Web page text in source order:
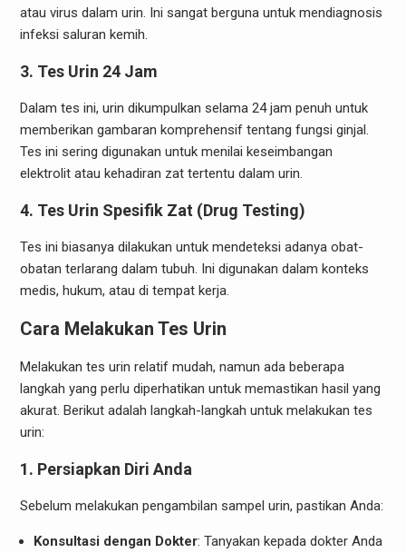
atau virus dalam urin. Ini sangat berguna untuk mendiagnosis
infeksi saluran kemih.
3. Tes Urin 24 Jam
Dalam tes ini, urin dikumpulkan selama 24 jam penuh untuk
memberikan gambaran komprehensif tentang fungsi ginjal.
Tes ini sering digunakan untuk menilai keseimbangan
elektrolit atau kehadiran zat tertentu dalam urin.
4. Tes Urin Spesifik Zat (Drug Testing)
Tes ini biasanya dilakukan untuk mendeteksi adanya obat-
obatan terlarang dalam tubuh. Ini digunakan dalam konteks
medis, hukum, atau di tempat kerja.
Cara Melakukan Tes Urin
Melakukan tes urin relatif mudah, namun ada beberapa
langkah yang perlu diperhatikan untuk memastikan hasil yang
akurat. Berikut adalah langkah-langkah untuk melakukan tes
urin:
1. Persiapkan Diri Anda
Sebelum melakukan pengambilan sampel urin, pastikan Anda:
Konsultasi dengan Dokter: Tanyakan kepada dokter Anda